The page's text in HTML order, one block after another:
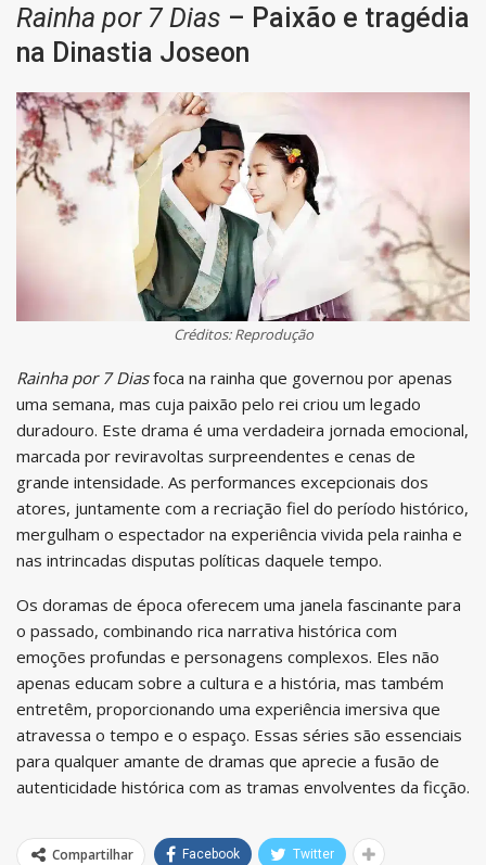
Rainha por 7 Dias – Paixão e tragédia
na Dinastia Joseon
Créditos: Reprodução
Rainha por 7 Diasfoca na rainha que governou por apenas
uma semana, mas cuja paixão pelo rei criou um legado
duradouro. Este drama é uma verdadeira jornada emocional,
marcada por reviravoltas surpreendentes e cenas de
grande intensidade. As performances excepcionais dos
atores, juntamente com a recriação fiel do período histórico,
mergulham o espectador na experiência vivida pela rainha e
nas intrincadas disputas políticas daquele tempo.
Os doramas de época oferecem uma janela fascinante para
o passado, combinando rica narrativa histórica com
emoções profundas e personagens complexos. Eles não
apenas educam sobre a cultura e a história, mas também
entretêm, proporcionando uma experiência imersiva que
atravessa o tempo e o espaço. Essas séries são essenciais
para qualquer amante de dramas que aprecie a fusão de
autenticidade histórica com as tramas envolventes da ficção.
Compartilhar Facebook Twitter